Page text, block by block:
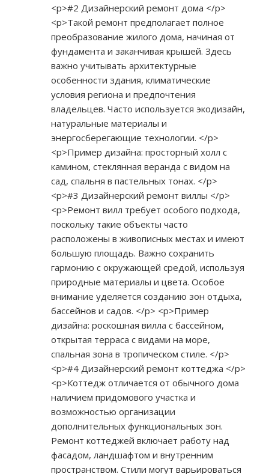
<p>#2 Дизайнерский ремонт дома </p>
<p>Такой ремонт предполагает полное
преобразование жилого дома, начиная от
фундамента и заканчивая крышей. Здесь
важно учитывать архитектурные
особенности здания, климатические
условия региона и предпочтения
владельцев. Часто используется экодизайн,
натуральные материалы и
энергосберегающие технологии. </p>
<p>Пример дизайна: просторный холл с
камином, стеклянная веранда с видом на
сад, спальня в пастельных тонах. </p>
<p>#3 Дизайнерский ремонт виллы </p>
<p>Ремонт вилл требует особого подхода,
поскольку такие объекты часто
расположены в живописных местах и имеют
большую площадь. Важно сохранить
гармонию с окружающей средой, используя
природные материалы и цвета. Особое
внимание уделяется созданию зон отдыха,
бассейнов и садов. </p> <p>Пример
дизайна: роскошная вилла с бассейном,
открытая терраса с видами на море,
спальная зона в тропическом стиле. </p>
<p>#4 Дизайнерский ремонт коттеджа </p>
<p>Коттедж отличается от обычного дома
наличием придомового участка и
возможностью организации
дополнительных функциональных зон.
Ремонт коттеджей включает работу над
фасадом, ландшафтом и внутренним
пространством. Стили могут варьироваться